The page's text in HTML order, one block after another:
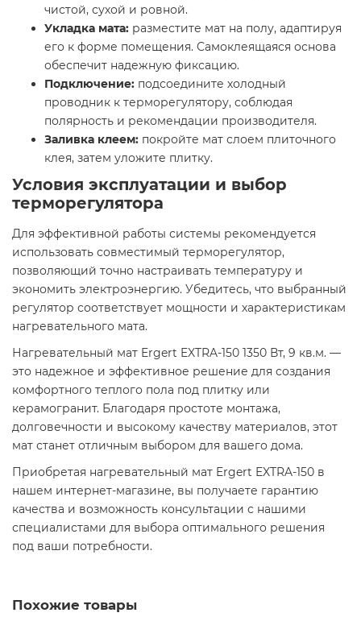
чистой, сухой и ровной.​
Укладка мата: разместите мат на полу, адаптируя
его к форме помещения. Самоклеящаяся основа
обеспечит надежную фиксацию.​
Подключение: подсоедините холодный
проводник к терморегулятору, соблюдая
полярность и рекомендации производителя.​
Заливка клеем: покройте мат слоем плиточного
клея, затем уложите плитку.​
Условия эксплуатации и выбор
терморегулятора
Для эффективной работы системы рекомендуется
использовать совместимый терморегулятор,
позволяющий точно настраивать температуру и
экономить электроэнергию. Убедитесь, что выбранный
регулятор соответствует мощности и характеристикам
нагревательного мата.​
Нагревательный мат Ergert EXTRA-150 1350 Вт, 9 кв.м. —
это надежное и эффективное решение для создания
комфортного теплого пола под плитку или
керамогранит. Благодаря простоте монтажа,
долговечности и высокому качеству материалов, этот
мат станет отличным выбором для вашего дома.​
Приобретая нагревательный мат Ergert EXTRA-150 в
нашем интернет-магазине, вы получаете гарантию
качества и возможность консультации с нашими
специалистами для выбора оптимального решения
под ваши потребности.
Похожие товары